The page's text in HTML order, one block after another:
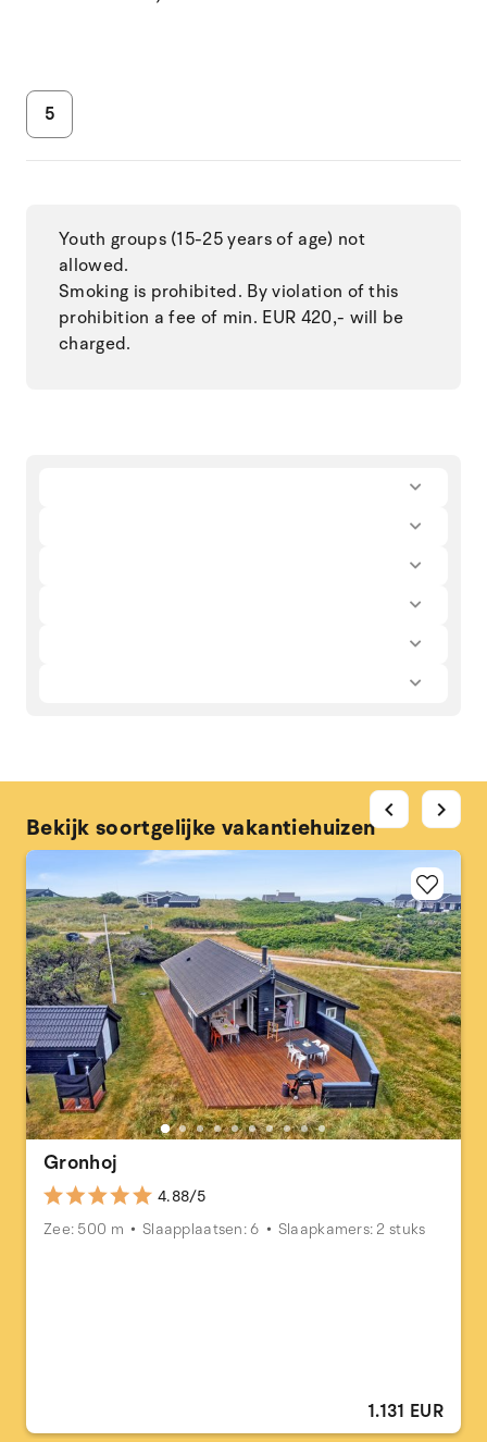
5
Youth groups (15-25 years of age) not
allowed.
Smoking is prohibited. By violation of this
prohibition a fee of min. EUR 420,- will be
charged.
Bekijk soortgelijke vakantiehuizen
Gronhoj
4.88/5
Zee: 500 m
Slaapplaatsen: 6 Slaapkamers: 2 stuks
1.131 EUR
chevron_left chevron_right